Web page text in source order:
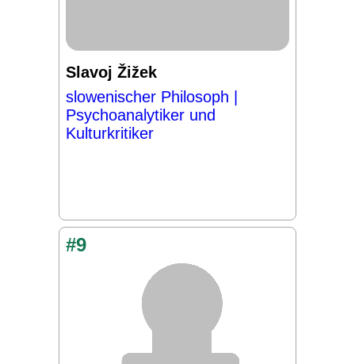
Slavoj Žižek
slowenischer Philosoph |
Psychoanalytiker und
Kulturkritiker
#9